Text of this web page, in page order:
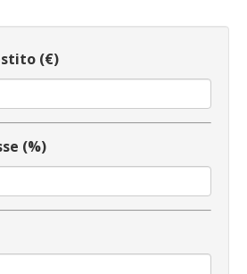
(€)
(%)